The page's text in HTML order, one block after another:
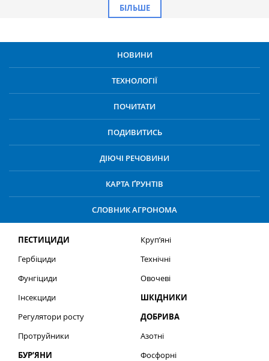
БІЛЬШЕ
НОВИНИ
ТЕХНОЛОГІЇ
ПОЧИТАТИ
ПОДИВИТИСЬ
ДІЮЧІ РЕЧОВИНИ
КАРТА ҐРУНТІВ
СЛОВНИК АГРОНОМА
ПЕСТИЦИДИ
Гербіциди
Фунгіциди
Інсекциди
Регулятори росту
Протруйники
БУР’ЯНИ
Круп’яні
Технічні
Овочеві
ШКІДНИКИ
ДОБРИВА
Азотні
Фосфорні